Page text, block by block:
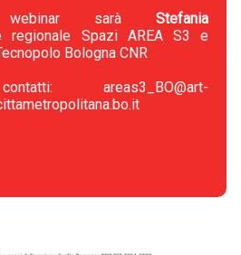
webinar sarà Stefania
regionale Spazi AREA S3 e
Bologna CNR
areas3_BO@art-